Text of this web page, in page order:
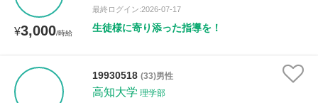
¥3,000/時給
最終ログイン:2026-07-17
生徒様に寄り添った指導を！
19930518 (33)男性
高知大学 理学部